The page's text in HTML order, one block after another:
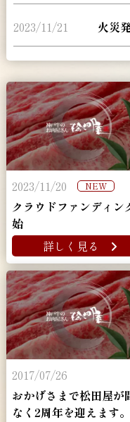
2023/11/21 火災
2023/11/20 NEW
クラウドファンディン
始
詳しく見る
2017/07/26
おかげさまで松田屋が
なく2周年を迎えます。